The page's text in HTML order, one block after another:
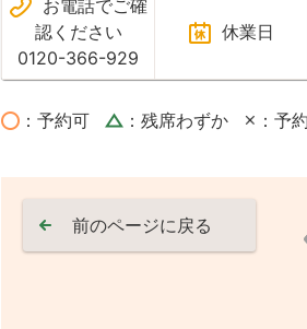
お電話でご確
認ください
0120-366-929
休業日
：予約可 ：残席わずか ：予
前のページに戻る